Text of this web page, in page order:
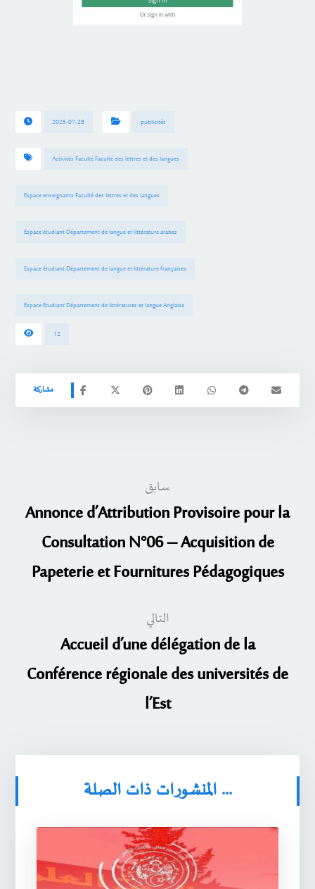
2025-07-28 publicités
Activités Faculté Faculté des lettres et des langues
Espace enseignants Faculté des lettres et des langues
Espace étudiant Département de langue et littérature arabes
Espace étudiant Département de langue et littérature françaises
Espace Etudiant Département de littératures et langue Anglaise
12
سابق
Annonce d’Attribution Provisoire pour la
Consultation N°06 – Acquisition de
Papeterie et Fournitures Pédagogiques
التالي
Accueil d’une délégation de la
Conférence régionale des universités de
l’Est
المنشورات ذات الصلة ...